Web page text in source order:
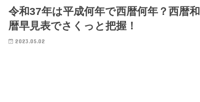
令和37年は平成何年で西暦何年？西暦和
暦早見表でさくっと把握！
2023.05.02